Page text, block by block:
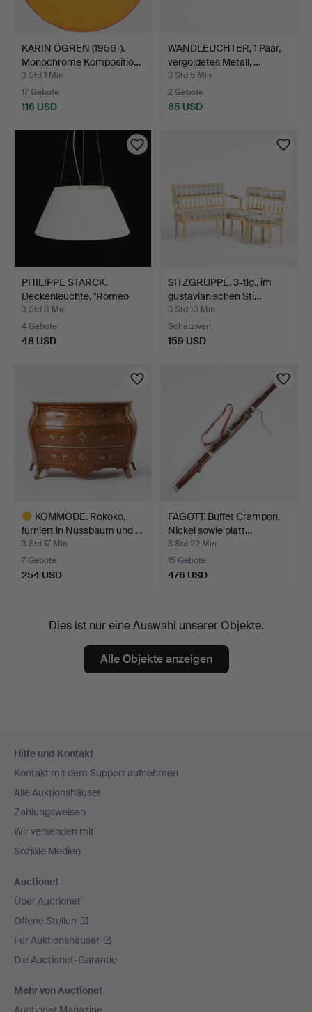
KARIN ÖGREN (1956-).
Monochrome Kompositio…
3 Std 1 Min
17 Gebote
116 USD
WANDLEUCHTER, 1 Paar,
vergoldetes Metall, …
3 Std 5 Min
2 Gebote
85 USD
PHILIPPE STARCK.
Deckenleuchte, "Romeo
Sof…
3 Std 8 Min
4 Gebote
48 USD
SITZGRUPPE. 3-tlg., im
gustavianischen Sti…
3 Std 10 Min
Schätzwert
159 USD
KOMMODE. Rokoko,
furniert in Nussbaum und …
3 Std 17 Min
7 Gebote
254 USD
FAGOTT. Buffet Crampon,
Nickel sowie platt…
3 Std 22 Min
15 Gebote
476 USD
Dies ist nur eine Auswahl unserer Objekte.
Alle Objekte anzeigen
Navigation
Hilfe und Kontakt
Kontakt mit dem Support aufnehmen
Alle Auktionshäuser
Zahlungsweisen
Wir versenden mit
Soziale Medien
Auctionet
Über Auctionet
Offene Stellen
Für Auktionshäuser
Die Auctionet-Garantie
Mehr von Auctionet